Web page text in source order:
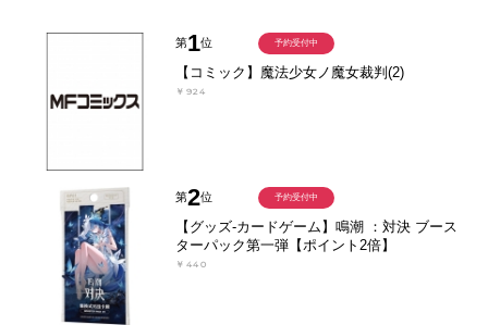
第1位
【コミック】魔法少女ノ魔女裁判(2)
￥924
予約受付中
第2位
【グッズ-カードゲーム】鳴潮 ：対決 ブース
ターパック第一弾【ポイント2倍】
￥440
予約受付中